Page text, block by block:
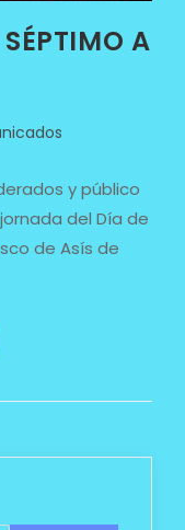
A
y público
del Día de
de Asís de